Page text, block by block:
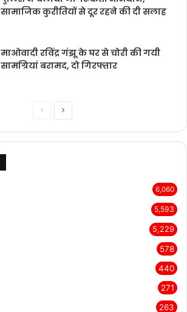
सामाजिक कुरीतियों से दूर रहने की दी सलाह
माओवादी रविंद्र गंझू के घर से चोरी की गयी
सामग्रियां बरामद, दो गिरफ्तार
PreviousNext
6,060
5,593
5,229
578
440
271
263